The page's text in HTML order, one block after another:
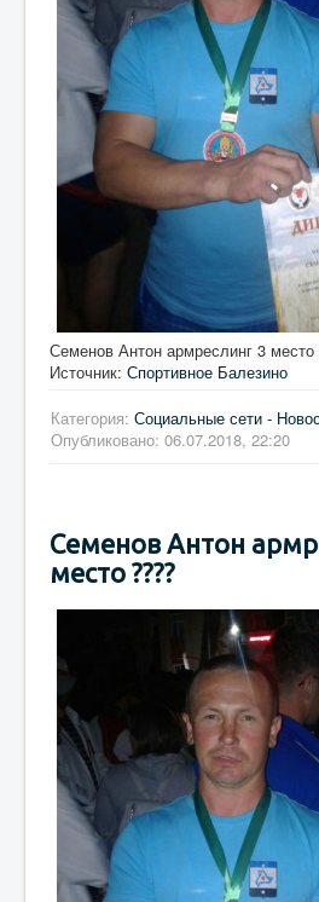
Семенов Антон армреслинг 3 место
Источник: Спортивное Балезино
Категория: Социальные сети -
Опубликовано: 06.07.2018, 22:20
Семенов Антон
место ????